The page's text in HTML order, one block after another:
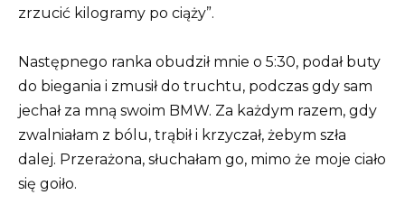
zrzucić kilogramy po ciąży”.
Następnego ranka obudził mnie o 5:30, podał buty
do biegania i zmusił do truchtu, podczas gdy sam
jechał za mną swoim BMW. Za każdym razem, gdy
zwalniałam z bólu, trąbił i krzyczał, żebym szła
dalej. Przerażona, słuchałam go, mimo że moje ciało
się goiło.